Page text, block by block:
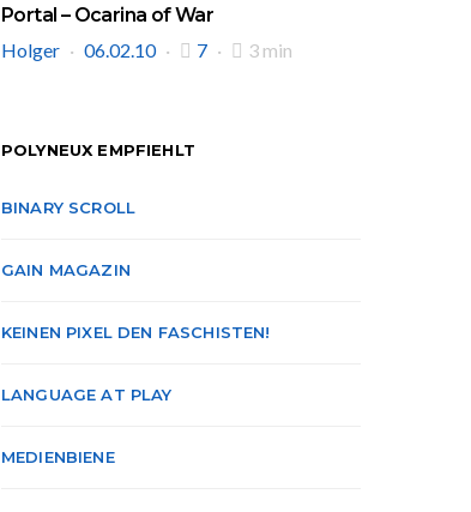
Portal – Ocarina of War
Holger
06.02.10 7 3 min
POLYNEUX EMPFIEHLT
BINARY SCROLL
GAIN MAGAZIN
KEINEN PIXEL DEN FASCHISTEN!
LANGUAGE AT PLAY
MEDIENBIENE